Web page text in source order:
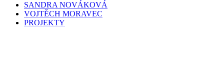
SANDRA NOVÁKOVÁ
VOJTĚCH MORAVEC
PROJEKTY